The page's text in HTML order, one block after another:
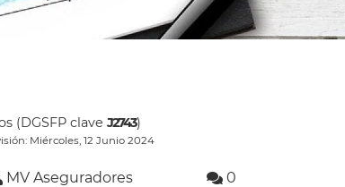
(DGSFP clave J2743)
Miércoles, 12 Junio 2024
MV Aseguradores 0